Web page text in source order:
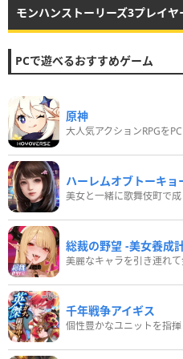
モンハンストーリーズ3プレイヤ
PCで遊べるおすすめゲーム
原神
大人気アクションRPGを
ハーレムオブトーキョ
美女と一緒に歌舞伎町で成
総裁の野望 -美女養成
美麗なキャラを引き連れ
千年戦争アイギス
個性豊かなユニットを指